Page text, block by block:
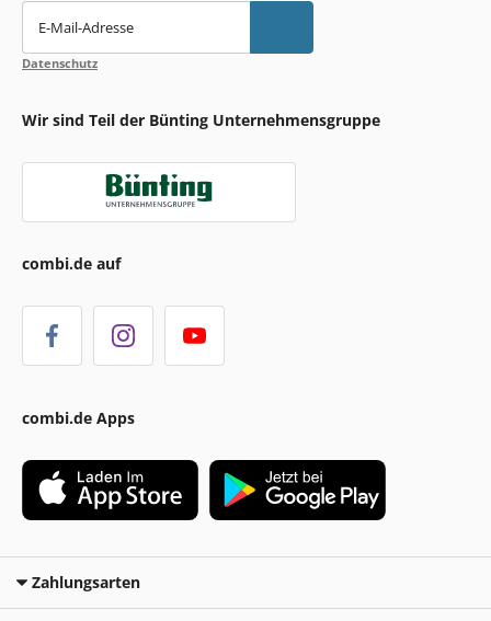
E-Mail-Adresse
Datenschutz
Wir sind Teil der Bünting Unternehmensgruppe
combi.de auf
combi.de Apps
Zahlungsarten